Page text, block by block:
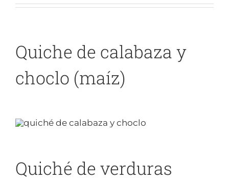
Quiche de calabaza y
choclo (maíz)
Quiché de verduras